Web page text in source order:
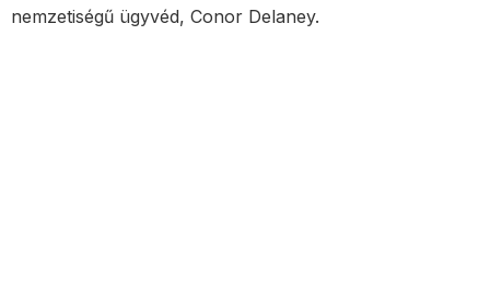
nemzetiségű ügyvéd, Conor Delaney.